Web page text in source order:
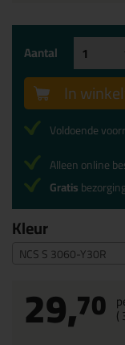
Kleur
NCS S 3060-Y30R
29,70 (
Aantal
In
Voldoende
Alleen online
Gratis